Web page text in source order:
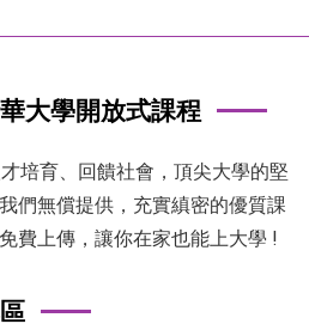
大學開放式課程
培育、回饋社會，頂尖大學的堅
們無償提供，充實縝密的優質課
費上傳，讓你在家也能上大學 !